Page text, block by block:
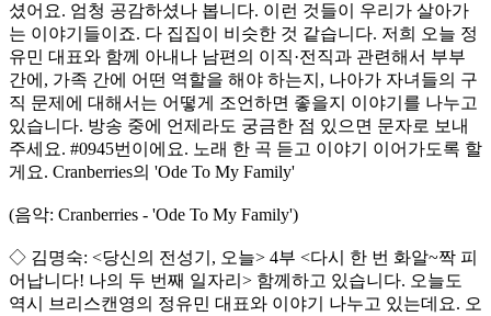
셨어요. 엄청 공감하셨나 봅니다. 이런 것들이 우리가 살아가
는 이야기들이죠. 다 집집이 비슷한 것 같습니다. 저희 오늘 정
유민 대표와 함께 아내나 남편의 이직·전직과 관련해서 부부
간에, 가족 간에 어떤 역할을 해야 하는지, 나아가 자녀들의 구
직 문제에 대해서는 어떻게 조언하면 좋을지 이야기를 나누고
있습니다. 방송 중에 언제라도 궁금한 점 있으면 문자로 보내
주세요. #0945번이에요. 노래 한 곡 듣고 이야기 이어가도록 할
게요. Cranberries의 'Ode To My Family'
(음악: Cranberries - 'Ode To My Family')
◇ 김명숙: <당신의 전성기, 오늘> 4부 <다시 한 번 화알~짝 피
어납니다! 나의 두 번째 일자리> 함께하고 있습니다. 오늘도
역시 브리스캔영의 정유민 대표와 이야기 나누고 있는데요. 오